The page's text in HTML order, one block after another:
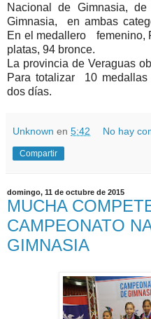
Nacional de Gimnasia,
Gimnasia, en ambas
En el medallero
platas, 94 bronce.
La provincia de Veraguas
Para totalizar 10
dos días.
Unknown en 5:42 No hay
Compartir
domingo, 11 de octubre de 2015
MUCHA
CAMPEONATO
GIMNASIA